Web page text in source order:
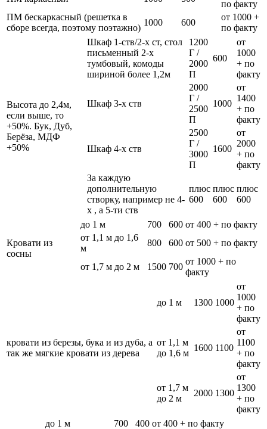
по факту
ПМ бескаркасный (решетка в
сборе всегда, поэтому поэтажно)
1000 600
от 1000 +
по факту
Высота до 2,4м,
если выше, то
+50%. Бук, Дуб,
Берёза, МДФ
+50%
Шкаф 1-ств/2-х ст, стол
письменный 2-х
тумбовый, комоды
шириной более 1,2м
1200
Г /
2000
П
600
от
1000
+ по
факту
Шкаф 3-х ств
2000
Г /
2500
П
1000
от
1400
+ по
факту
Шкаф 4-х ств
2500
Г /
3000
П
1600
от
2000
+ по
факту
За каждую
дополнительную
створку, например не 4-
х , а 5-ти ств
плюс
600
плюс
600
плюс
600
Кровати из
сосны
до 1 м 700 600 от 400 + по факту
от 1,1 м до 1,6
м
800 600 от 500 + по факту
от 1,7 м до 2 м 1500 700
от 1000 + по
факту
кровати из березы, бука и из дуба, а
так же мягкие кровати из дерева
до 1 м 1300 1000
от
1000
+ по
факту
от 1,1 м
до 1,6 м
1600 1100
от
1100
+ по
факту
от 1,7 м
до 2 м
2000 1300
от
1300
+ по
факту
до 1 м 700 400 от 400 + по факту